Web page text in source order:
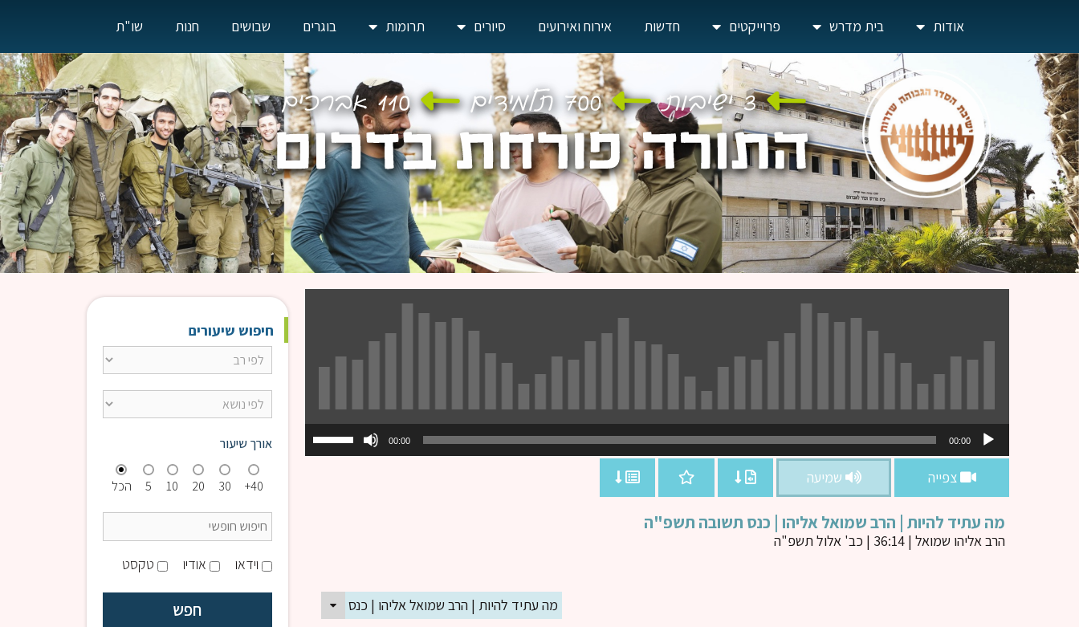
אודות בית מדרש פרוייקטים חדשות אירוח ואירועים סיורים תרומות בוגרים שבושים חנות שו"ת
אודיו
00:00
00:00
למעלה/למטה
להגביר
צפייה שמיעה
מה עתיד להיות | הרב שמואל אליהו | כנס תשובה תשפ"ה
הרב אליהו שמואל | 36:14 | כב' אלול תשפ"ה
מה עתיד להיות | הרב שמואל אליהו | כנס תשובה תשפ"ה
חיפוש שיעורים
אורך שיעור
הכל 5 10 20 30 40+
וידאו אודיו טקסט